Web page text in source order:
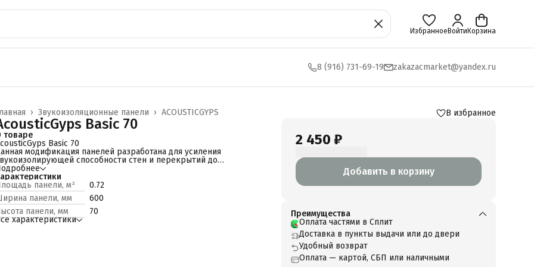
Избранное Войти Корзина
8 (916) 731-69-19 zakazacmarket@yandex.ru
ACOUSTICGYPS
Звукоизоляционные панели ›
›
Basic 70
товаре
Basic 70
модификация панелей разработана для усиления
способности стен и перекрытий до
значений предъявленных к жилым и
помещениям . Является самой популярной
благодаря высоким показателям по
простоте монтажа и не большой толщине.
так же как решение начального уровня для
применения: бары, рестораны, домашние
Состав
панели, м²
0.72
панели, мм
600
панели, мм
70
характеристики
В избранное
2 450 ₽
Добавить в корзину
Преимущества
Оплата частями в Сплит
Доставка в пункты выдачи или до двери
Удобный возврат
Оплата — картой, СБП или наличными